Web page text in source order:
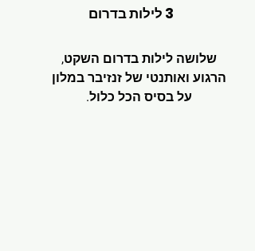
3 לילות בדרום
שלושה לילות בדרום השקט,
הרגוע ואותנטי של זנזיבר במלון
על בסיס הכל כלול.